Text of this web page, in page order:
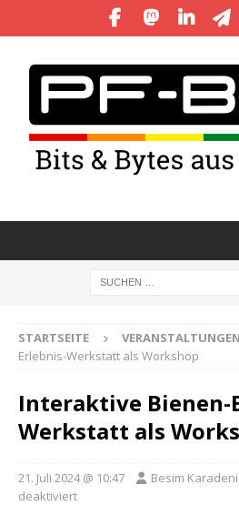
STARTSEITE VERANSTALTUNGEN
Erlebnis-Werkstatt als Workshop
Interaktive Bienen-
Werkstatt als
21. Juli 2024 @ 10:47 Besim
deaktiviert